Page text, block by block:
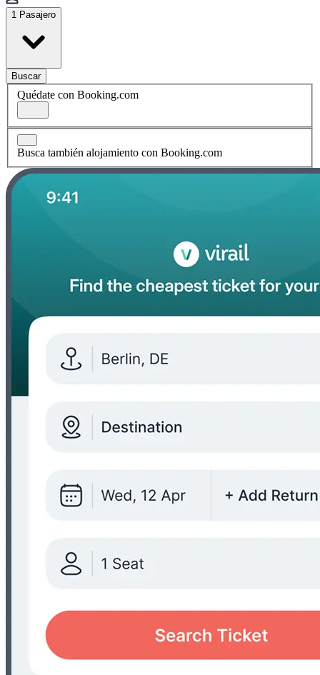
1 Pasajero
Buscar
Quédate con Booking.com
Busca también alojamiento con Booking.com